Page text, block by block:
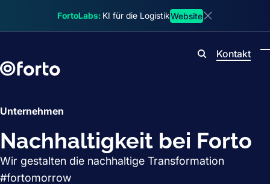
FortoLabs: KI für die LogistikWebsite
Kontakt
Unternehmen
Nachhaltigkeit bei Forto
Wir gestalten die nachhaltige Transformation
#fortomorrow